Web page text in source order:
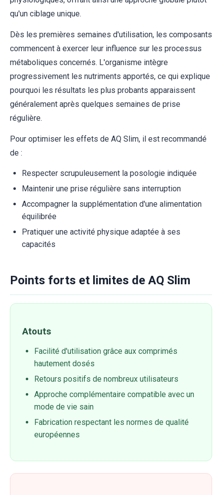
qu'un ciblage unique.
Dès les premières semaines d'utilisation, les composants
commencent à exercer leur influence sur les processus
métaboliques concernés. L'organisme intègre
progressivement les nutriments apportés, ce qui explique
pourquoi les résultats les plus probants apparaissent
généralement après quelques semaines de prise
régulière.
Pour optimiser les effets de AQ Slim, il est recommandé
de :
Respecter scrupuleusement la posologie indiquée
Maintenir une prise régulière sans interruption
Accompagner la supplémentation d'une alimentation
équilibrée
Pratiquer une activité physique adaptée à ses
capacités
Points forts et limites de AQ Slim
Atouts
Facilité d'utilisation grâce aux comprimés
hautement dosés
Retours positifs de nombreux utilisateurs
Approche complémentaire compatible avec un
mode de vie sain
Fabrication respectant les normes de qualité
européennes